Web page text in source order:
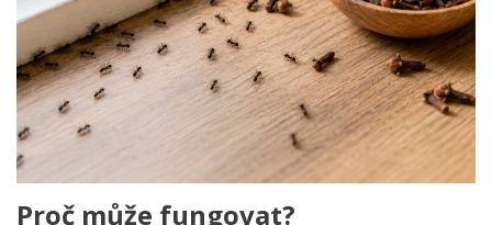
Proč může fungovat?